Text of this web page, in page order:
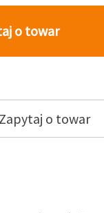
o towar
Zapytaj o towar